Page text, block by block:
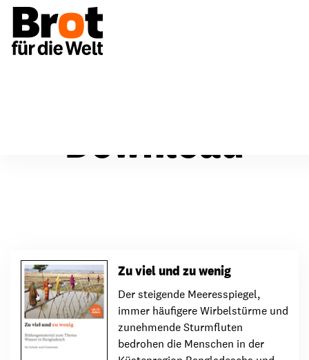
Download
Zu viel und zu wenig
Der steigende Meeresspiegel,
immer häufigere Wirbelstürme und
zunehmende Sturmfluten
bedrohen die Menschen in der